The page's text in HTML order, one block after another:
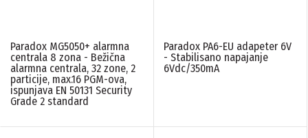
Paradox MG5050+ alarmna
centrala 8 zona - Bežična
alarmna centrala, 32 zone, 2
particije, max.16 PGM-ova,
ispunjava EN 50131 Security
Grade 2 standard
Paradox PA6-EU adapeter 6V
- Stabilisano napajanje
6Vdc/350mA